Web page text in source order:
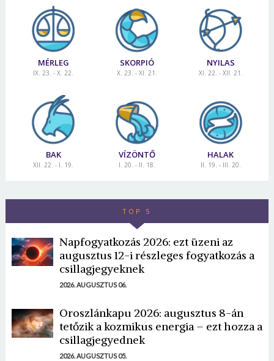
MÉRLEG
IX. 23. - X. 22.
SKORPIÓ
X. 23. - XI. 21.
NYILAS
XI. 22. - XII. 21.
BAK
XII. 22. - I. 19.
VÍZÖNTŐ
I. 20. - II. 18.
HALAK
II. 19. - III. 20.
TOP 5
Napfogyatkozás 2026: ezt üzeni az
augusztus 12-i részleges fogyatkozás a
csillagjegyeknek
2026. AUGUSZTUS 06.
Oroszlánkapu 2026: augusztus 8-án
tetőzik a kozmikus energia – ezt hozza a
csillagjegyednek
2026. AUGUSZTUS 05.